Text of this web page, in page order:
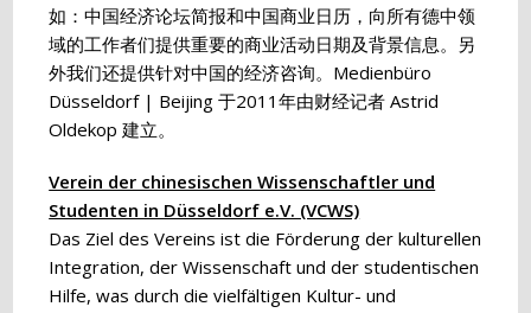
如：中国经济论坛简报和中国商业日历，向所有德中领
域的工作者们提供重要的商业活动日期及背景信息。另
外我们还提供针对中国的经济咨询。Medienbüro
Düsseldorf | Beijing 于2011年由财经记者 Astrid
Oldekop 建立。
Verein der chinesischen Wissenschaftler und
Studenten in Düsseldorf e.V. (VCWS)
Das Ziel des Vereins ist die Förderung der kulturellen
Integration, der Wissenschaft und der studentischen
Hilfe, was durch die vielfältigen Kultur- und